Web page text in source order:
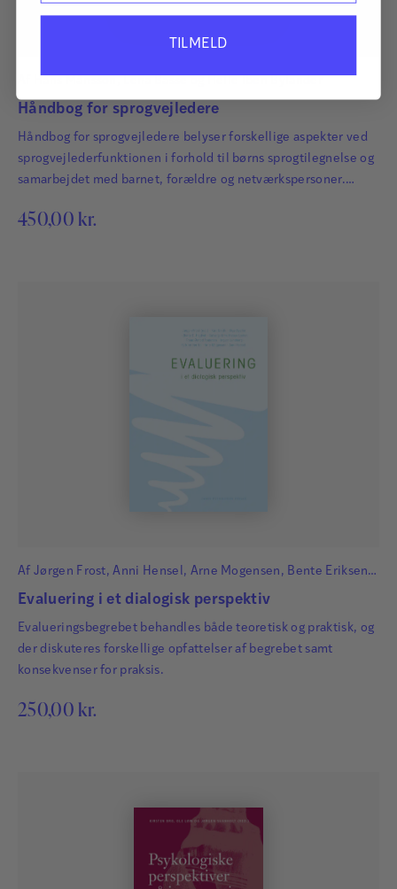
Håndbog for sprogvejledere
Håndbog for sprogvejledere belyser forskellige aspekter ved
sprogvejlederfunktionen i forhold til børns sprogtilegnelse og
samarbejdet med barnet, forældre og netværkspersoner.
praksisbaseret viden. Første del : Vejledning og pædagogisk
450,00 kr.
Af Jørgen Frost,Anni Hensel , Arne Mogensen , Bente Eriksen
Hagtvet
Frans Ørsted Andersen Ingvar Lundberg
Evaluering i et dialogisk perspektiv
Evalueringsbegrebet behandles både teoretisk og praktisk, og
der diskuteres forskellige opfattelser af begrebet samt
konsekvenser for praksis.
250,00 kr.
TILMELD